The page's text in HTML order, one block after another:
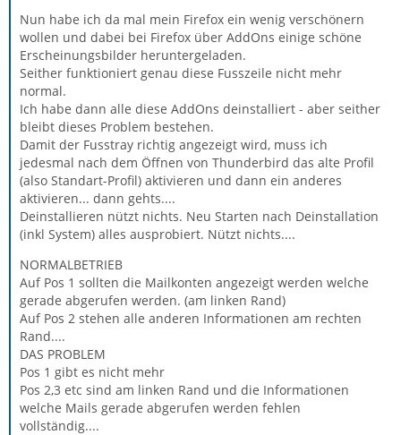
Nun habe ich da mal mein Firefox ein wenig verschönern
wollen und dabei bei Firefox über AddOns einige schöne
Erscheinungsbilder heruntergeladen.
Seither funktioniert genau diese Fusszeile nicht mehr
normal.
Ich habe dann alle diese AddOns deinstalliert - aber seither
bleibt dieses Problem bestehen.
Damit der Fusstray richtig angezeigt wird, muss ich
jedesmal nach dem Öffnen von Thunderbird das alte Profil
(also Standart-Profil) aktivieren und dann ein anderes
aktivieren... dann gehts....
Deinstallieren nützt nichts. Neu Starten nach Deinstallation
(inkl System) alles ausprobiert. Nützt nichts....
NORMALBETRIEB
Auf Pos 1 sollten die Mailkonten angezeigt werden welche
gerade abgerufen werden. (am linken Rand)
Auf Pos 2 stehen alle anderen Informationen am rechten
Rand....
DAS PROBLEM
Pos 1 gibt es nicht mehr
Pos 2,3 etc sind am linken Rand und die Informationen
welche Mails gerade abgerufen werden fehlen
vollständig....